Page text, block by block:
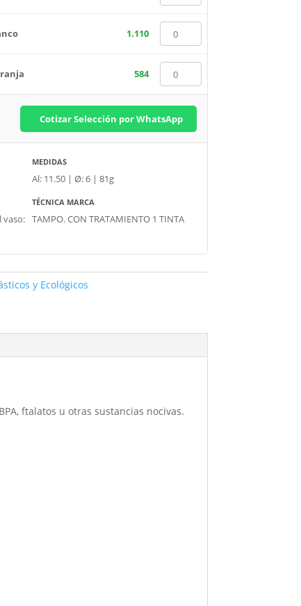
1.110
584
Cotizar Selección por WhatsApp
MEDIDAS
Al: 11.50 | Ø: 6 | 81g
vaso:
TÉCNICA MARCA
TAMPO. CON TRATAMIENTO 1 TINTA
y Ecológicos
ftalatos u otras sustancias nocivas.